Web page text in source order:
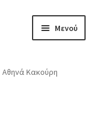
Μενού
Αθηνά Κακούρη